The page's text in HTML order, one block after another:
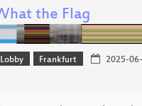
the Flag
Lobby Frankfurt 2025-